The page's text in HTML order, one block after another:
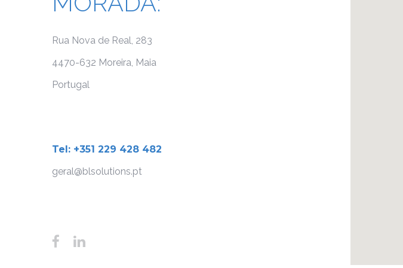
Rua Nova de Real, 283
4470-632 Moreira, Maia
Portugal
Tel: +351 229 428 482
geral@blsolutions.pt